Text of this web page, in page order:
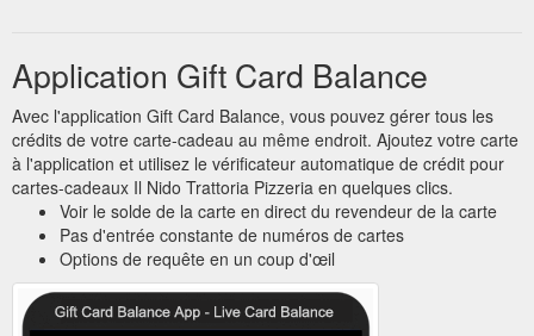
Application Gift Card Balance
Avec l'application Gift Card Balance, vous pouvez gérer tous les
crédits de votre carte-cadeau au même endroit. Ajoutez votre carte
à l'application et utilisez le vérificateur automatique de crédit pour
cartes-cadeaux Il Nido Trattoria Pizzeria en quelques clics.
Voir le solde de la carte en direct du revendeur de la carte
Pas d'entrée constante de numéros de cartes
Options de requête en un coup d'œil